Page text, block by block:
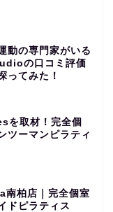
動の専門家がいる
の口コミ評価
ってみた！
取材！完全個
ツーマンピラティ
南柏店｜完全個室
ドピラティス